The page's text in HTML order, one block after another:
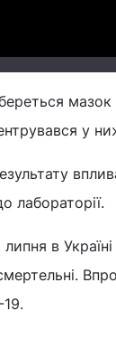
мазок
у
лабораторії.
в Україні